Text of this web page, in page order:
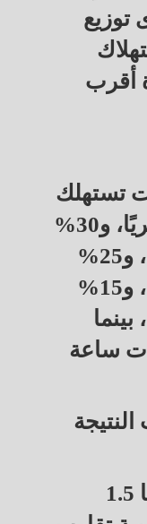
توزيع
أقرب
تستهلك
نحو 100 كيلووات ساعة شهريًا، و30%
تستهلك 200 كيلووات ساعة، و25%
تستهلك 300 كيلووات ساعة، و15%
بينما
650 كيلووات ساعة
فالفئة الأولى وحدها، وعددها 1.5